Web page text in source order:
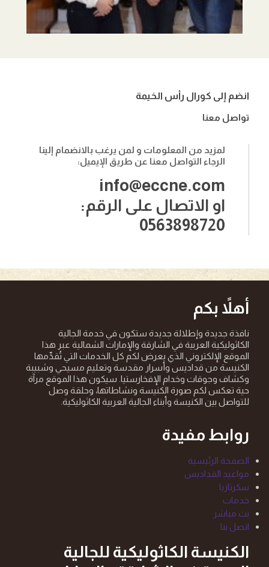
انضم إلى كورال رأس الخيمة
تواصل معنا
لمزيد من المعلومات و لمن يرغب بالانضمام إلينا
الرجاء التواصل معنا عن طريق الإيميل:
info@eccne.com
او الاتصال على الرقم:
0563898720
أهلاً بكم
نافذة جديدة وإطلالة جديدة ستكون في خدمة الجالية
الكاثوليكية العربية في الشارقة والإمارات الشمالية عبر هذا
الموقع الإلكتروني الذي يعرض لكم كل الخدمات التي تُقدِّمها
الكنيسة من قداديس وأسرار مقدسة وتعليم مسيحي وشبيبة
وكشاف وجوقات وخدام الإفخارستيا. سيكون هذا الموقع مرآة
حية تعكس لكم صورة الكنيسة ونشاطاتها، وحلقة وصل
للتواصل بين الكنيسة وأبناء الجالية العربية الكاثوليكية.
روابط مفيدة
الصفحة الرئيسية
مواعيد القداديس
سكرتاريا
خدمات
بث مباشر
اتصل بنا
الكنيسة الكاثوليكية للجالية